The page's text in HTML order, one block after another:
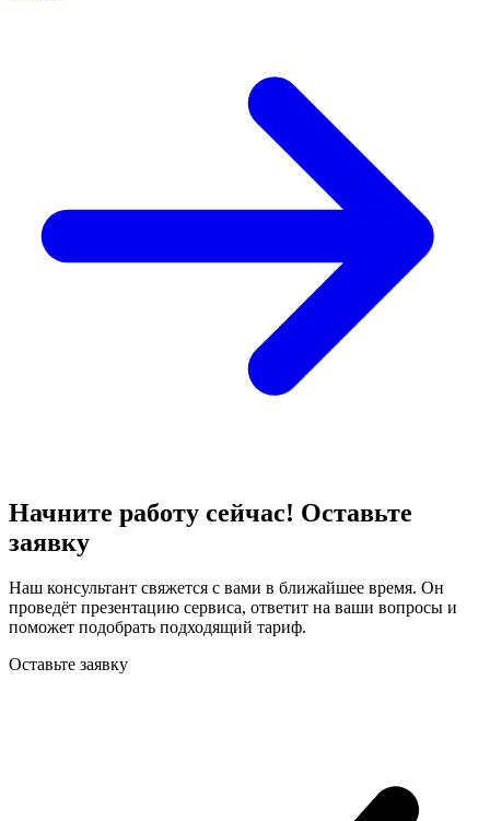
Начните работу сейчас! Оставьте
заявку
Наш консультант свяжется с вами в ближайшее время. Он
проведёт презентацию сервиса, ответит на ваши вопросы и
поможет подобрать подходящий тариф.
Оставьте заявку